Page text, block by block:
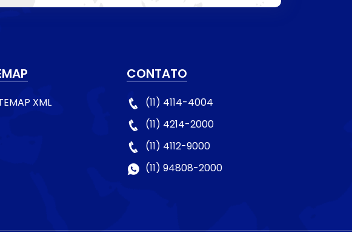
XML
CONTATO
(11) 4114-4004
(11) 4214-2000
(11) 4112-9000
(11) 94808-2000